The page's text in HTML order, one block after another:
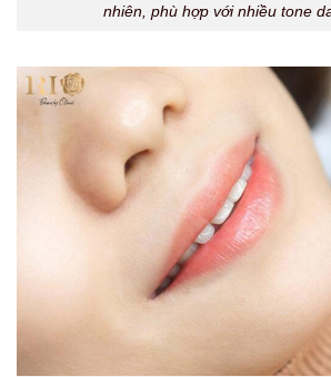
nhiên, phù hợp với nhiều tone